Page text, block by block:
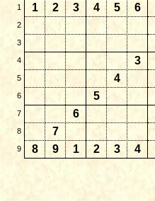
1
1 2 3 4 5 6
2
3
4 3
5 4
6 5
7 6
8 7
9 8 9 1 2 3 4